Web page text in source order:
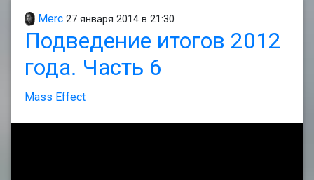
Merc 27 января 2014 в 21:30
Подведение итогов 2012
года. Часть 6
Mass Effect